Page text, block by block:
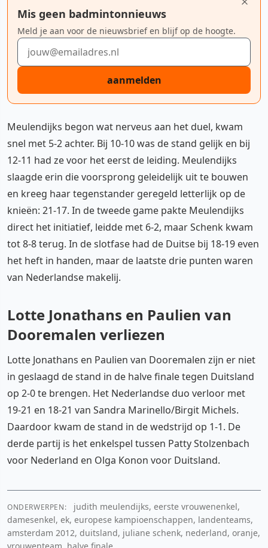
Mis geen badmintonnieuws
Meld je aan voor de nieuwsbrief en blijf op de hoogte.
E-mailadres
aanmelden
Meulendijks begon wat nerveus aan het duel, kwam
snel met 5-2 achter. Bij 10-10 was de stand gelijk en bij
12-11 had ze voor het eerst de leiding. Meulendijks
slaagde erin die voorsprong geleidelijk uit te bouwen
en kreeg haar tegenstander geregeld letterlijk op de
knieën: 21-17. In de tweede game pakte Meulendijks
direct het initiatief, leidde met 6-2, maar Schenk kwam
tot 8-8 terug. In de slotfase had de Duitse bij 18-19 even
het heft in handen, maar de laatste drie punten waren
van Nederlandse makelij.
Lotte Jonathans en Paulien van
Dooremalen verliezen
Lotte Jonathans en Paulien van Dooremalen zijn er niet
in geslaagd de stand in de halve finale tegen Duitsland
op 2-0 te brengen. Het Nederlandse duo verloor met
19-21 en 18-21 van Sandra Marinello/Birgit Michels.
Daardoor kwam de stand in de wedstrijd op 1-1. De
derde partij is het enkelspel tussen Patty Stolzenbach
voor Nederland en Olga Konon voor Duitsland.
ONDERWERPEN:
judith meulendijks, eerste vrouwenenkel,
damesenkel, ek, europese kampioenschappen, landenteams,
amsterdam 2012, duitsland, juliane schenk, nederland, oranje,
vrouwenteam, halve finale